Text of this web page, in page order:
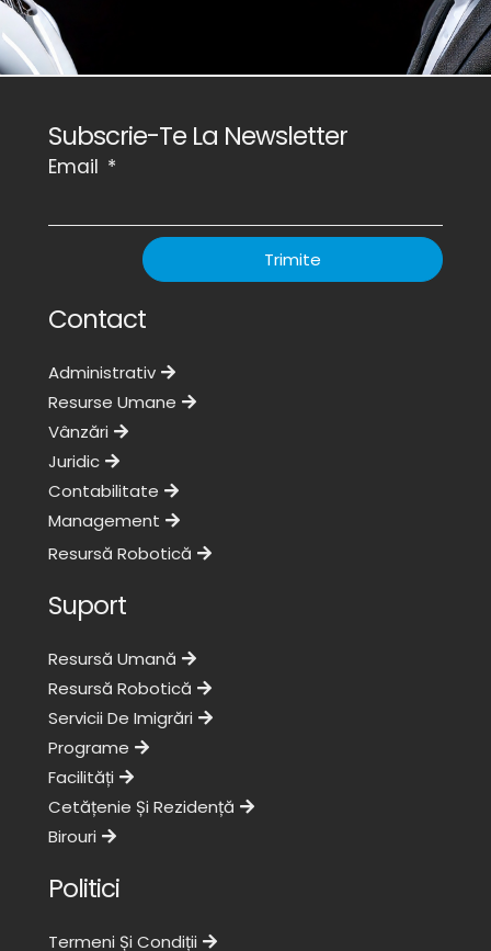
Subscrie-Te La Newsletter
Email
Trimite
Contact
Administrativ
Resurse Umane
Vânzări
Juridic
Contabilitate
Management
Resursă Robotică
Suport
Resursă Umană
Resursă Robotică
Servicii De Imigrări
Programe
Facilități
Cetățenie Și Rezidență
Birouri
Politici
Termeni Și Condiții